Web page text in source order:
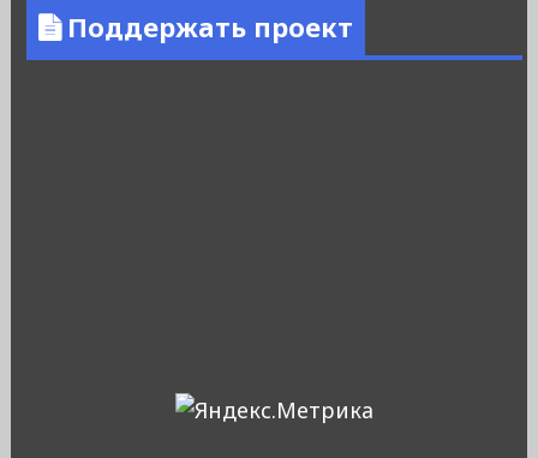
Поддержать проект